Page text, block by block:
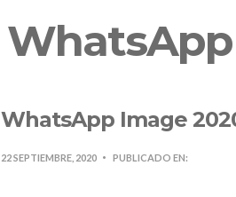
WhatsApp
WhatsApp Image
22 SEPTIEMBRE, 2020 PUBLICADO EN: